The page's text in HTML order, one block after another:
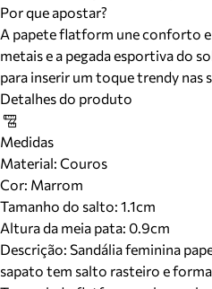
Por que apostar?
A papete flatform une conforto
metais e a pegada esportiva do
para inserir um toque trendy nas
Detalhes do produto
Medidas
Material: Couros
Cor: Marrom
Tamanho do salto: 1.1cm
Altura da meia pata: 0.9cm
Descrição: Sandália feminina
sapato tem salto rasteiro e